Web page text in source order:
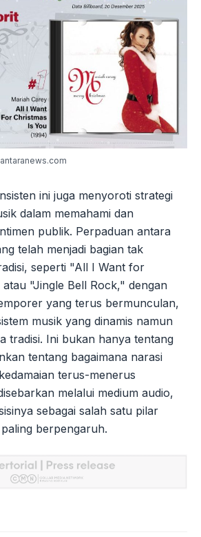
ini juga menyoroti strategi
dalam memahami dan
publik. Perpaduan antara
telah menjadi bagian tak
seperti "All I Want for
"Jingle Bell Rock," dengan
yang terus bermunculan,
musik yang dinamis namun
tradisi. Ini bukan hanya tentang
tentang bagaimana narasi
terus-menerus
melalui medium audio,
sebagai salah satu pilar
berpengaruh.